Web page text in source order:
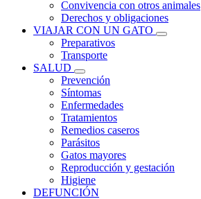
Convivencia con otros animales
Derechos y obligaciones
VIAJAR CON UN GATO
Preparativos
Transporte
SALUD
Prevención
Síntomas
Enfermedades
Tratamientos
Remedios caseros
Parásitos
Gatos mayores
Reproducción y gestación
Higiene
DEFUNCIÓN